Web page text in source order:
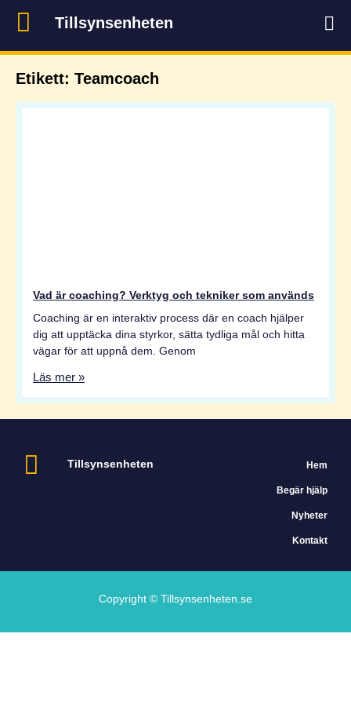
Tillsynsenheten
Etikett: Teamcoach
Vad är coaching? Verktyg och tekniker som används
Coaching är en interaktiv process där en coach hjälper
dig att upptäcka dina styrkor, sätta tydliga mål och hitta
vägar för att uppnå dem. Genom
Läs mer »
Tillsynsenheten Hem
Begär hjälp
Nyheter
Kontakt
Copyright © Tillsynsenheten.se